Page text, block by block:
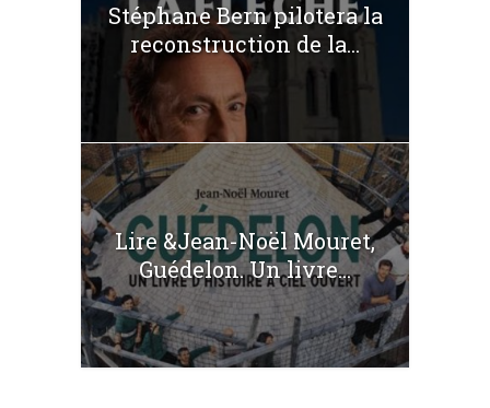
Stéphane Bern pilotera la
reconstruction de la...
Lire &Jean-Noël Mouret,
Guédelon. Un livre...